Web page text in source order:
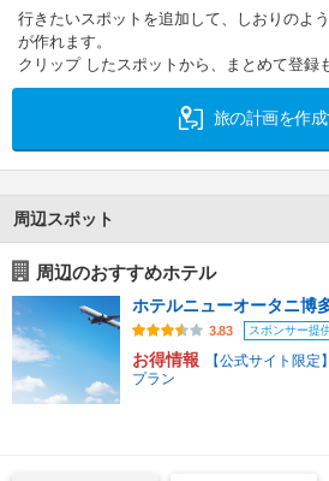
行きたいスポットを追加して、しおりのよ
が作れます。
クリップ したスポットから、まとめて登録
旅の計画を作
周辺スポット
周辺のおすすめホテル
ホテルニューオータニ博
3.83 スポンサー提
お得情報
【公式サイト限
プラン